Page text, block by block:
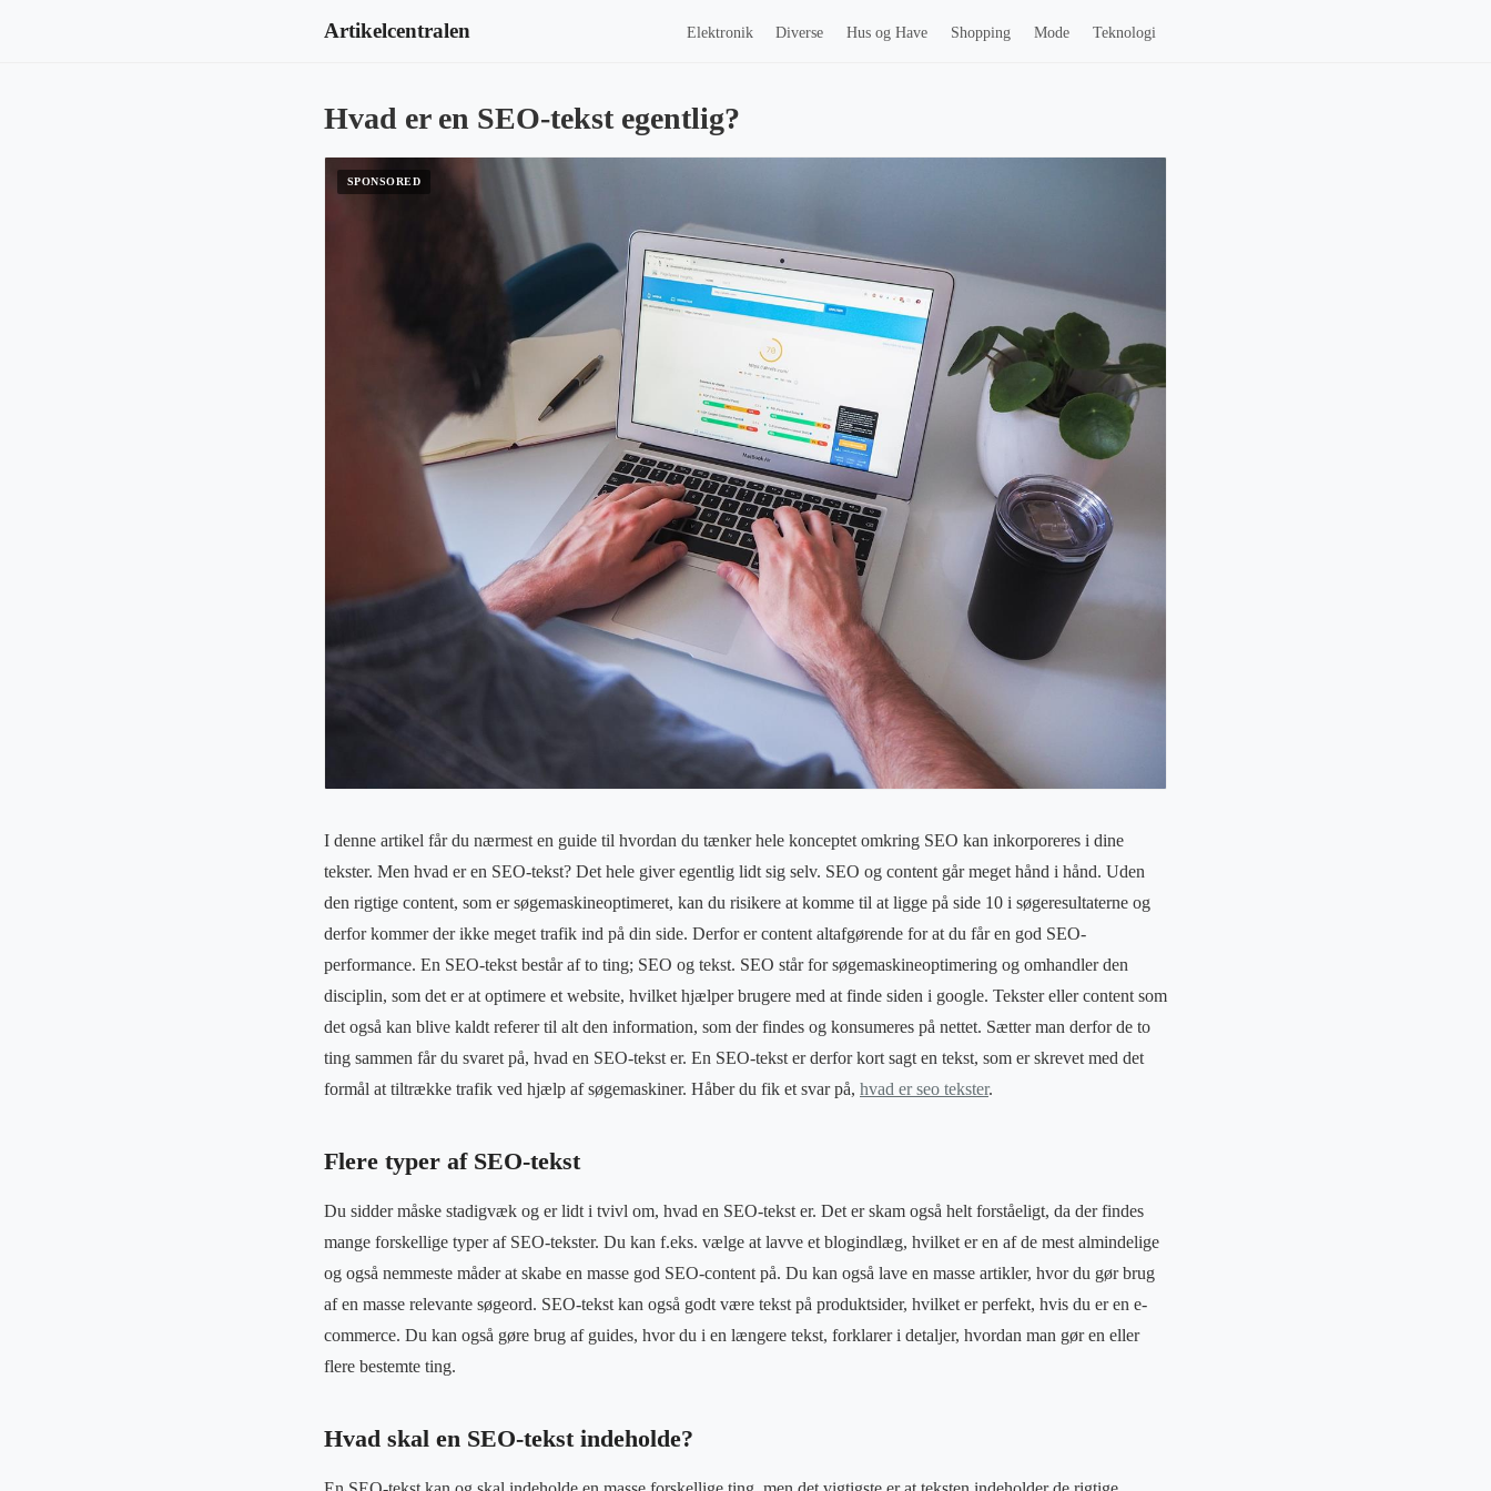
Artikelcentralen Elektronik Diverse Hus og Have Shopping Mode Teknologi
Hvad er en SEO-tekst egentlig?
I denne artikel får du nærmest en guide til hvordan du tænker hele konceptet omkring SEO kan inkorporeres i dine
tekster. Men hvad er en SEO-tekst? Det hele giver egentlig lidt sig selv. SEO og content går meget hånd i hånd. Uden
den rigtige content, som er søgemaskineoptimeret, kan du risikere at komme til at ligge på side 10 i søgeresultaterne og
derfor kommer der ikke meget trafik ind på din side. Derfor er content altafgørende for at du får en god SEO-
performance. En SEO-tekst består af to ting; SEO og tekst. SEO står for søgemaskineoptimering og omhandler den
disciplin, som det er at optimere et website, hvilket hjælper brugere med at finde siden i google. Tekster eller content som
det også kan blive kaldt referer til alt den information, som der findes og konsumeres på nettet. Sætter man derfor de to
ting sammen får du svaret på, hvad en SEO-tekst er. En SEO-tekst er derfor kort sagt en tekst, som er skrevet med det
formål at tiltrække trafik ved hjælp af søgemaskiner. Håber du fik et svar på, hvad er seo tekster.
Flere typer af SEO-tekst
Du sidder måske stadigvæk og er lidt i tvivl om, hvad en SEO-tekst er. Det er skam også helt forståeligt, da der findes
mange forskellige typer af SEO-tekster. Du kan f.eks. vælge at lavve et blogindlæg, hvilket er en af de mest almindelige
og også nemmeste måder at skabe en masse god SEO-content på. Du kan også lave en masse artikler, hvor du gør brug
af en masse relevante søgeord. SEO-tekst kan også godt være tekst på produktsider, hvilket er perfekt, hvis du er en e-
commerce. Du kan også gøre brug af guides, hvor du i en længere tekst, forklarer i detaljer, hvordan man gør en eller
flere bestemte ting.
Hvad skal en SEO-tekst indeholde?